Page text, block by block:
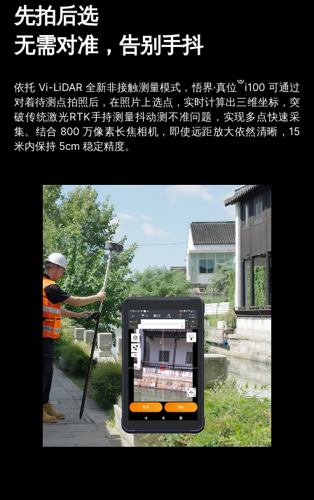
先拍后选
无需对准，告别手抖
依托 Vi-LiDAR 全新非接触测量模式，悟界·真位®i100 可通过
对着待测点拍照后，在照片上选点，实时计算出三维坐标，突
破传统激光RTK手持测量抖动测不准问题，实现多点快速采
集。结合 800 万像素长焦相机，即使远距放大依然清晰，15
米内保持 5cm 稳定精度。